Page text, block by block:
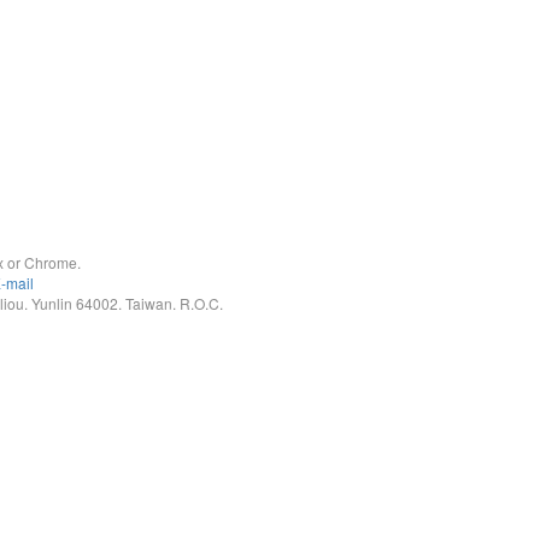
or Chrome.
mail
Yunlin 64002. Taiwan. R.O.C.